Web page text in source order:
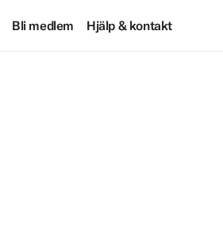
Bli medlem Hjälp & kontakt